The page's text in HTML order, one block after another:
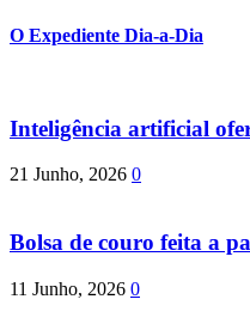
O Expediente Dia-a-Dia
Inteligência artificial
21 Junho, 2026 0
Bolsa de couro feita a
11 Junho, 2026 0